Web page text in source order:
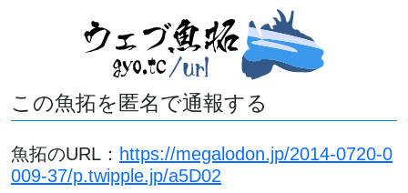
この魚拓を匿名で通報する
魚拓のURL： https://megalodon.jp/2014-0720-0
009-37/p.twipple.jp/a5D02